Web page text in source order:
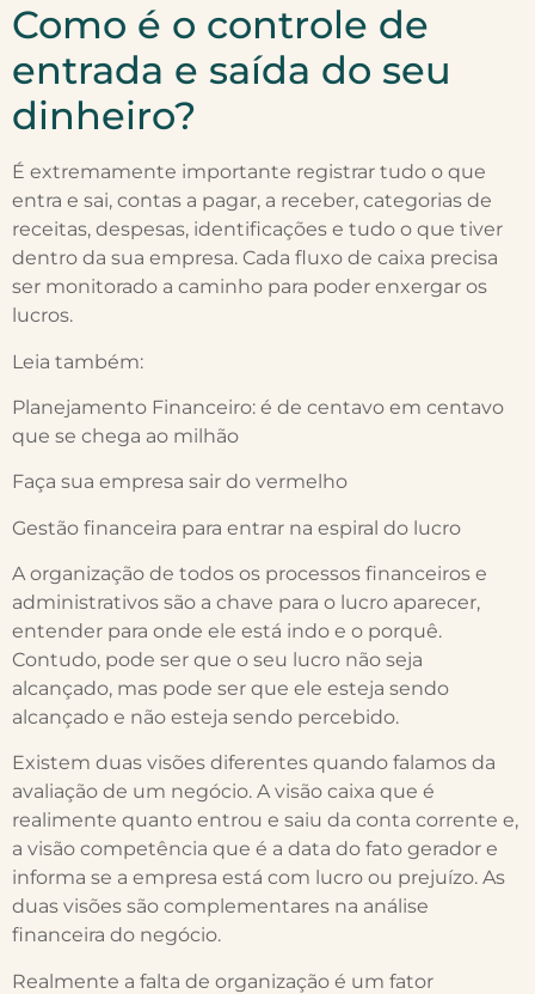
Como é o controle de
entrada e saída do seu
dinheiro?
É extremamente importante registrar tudo o que
entra e sai, contas a pagar, a receber, categorias de
receitas, despesas, identificações e tudo o que tiver
dentro da sua empresa. Cada fluxo de caixa precisa
ser monitorado a caminho para poder enxergar os
lucros.
Leia também:
Planejamento Financeiro: é de centavo em centavo
que se chega ao milhão
Faça sua empresa sair do vermelho
Gestão financeira para entrar na espiral do lucro
A organização de todos os processos financeiros e
administrativos são a chave para o lucro aparecer,
entender para onde ele está indo e o porquê.
Contudo, pode ser que o seu lucro não seja
alcançado, mas pode ser que ele esteja sendo
alcançado e não esteja sendo percebido.
Existem duas visões diferentes quando falamos da
avaliação de um negócio. A visão caixa que é
realimente quanto entrou e saiu da conta corrente e,
a visão competência que é a data do fato gerador e
informa se a empresa está com lucro ou prejuízo. As
duas visões são complementares na análise
financeira do negócio.
Realmente a falta de organização é um fator